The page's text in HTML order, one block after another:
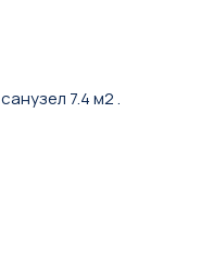
7.4 м2 .